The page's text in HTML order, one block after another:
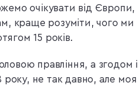
очікувати від Європи,
краще розуміти, чого ми
15 років.
правління, а згодом і
не так давно, але моя